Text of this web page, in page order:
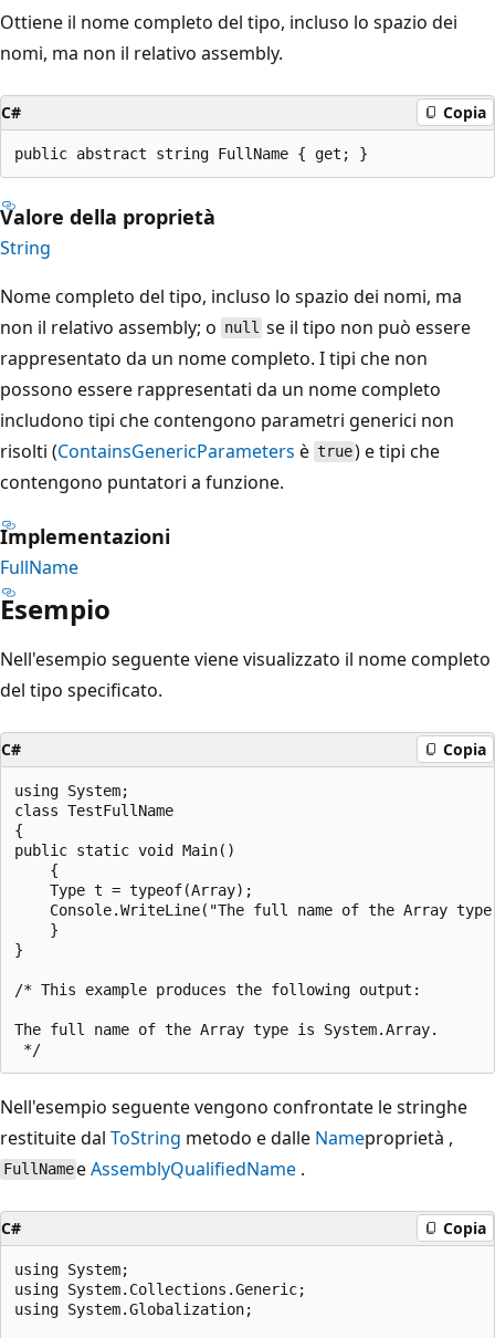
Ottiene il nome completo del tipo, incluso lo spazio dei
nomi, ma non il relativo assembly.
C# Copia
public abstract string FullName { get; }
Valore della proprietà
String
Nome completo del tipo, incluso lo spazio dei nomi, ma
non il relativo assembly; o null se il tipo non può essere
rappresentato da un nome completo. I tipi che non
possono essere rappresentati da un nome completo
includono tipi che contengono parametri generici non
risolti (ContainsGenericParameters è true) e tipi che
contengono puntatori a funzione.
Implementazioni
FullName
Esempio
Nell'esempio seguente viene visualizzato il nome completo
del tipo specificato.
C# Copia
using System;
class TestFullName
{
public static void Main()
    {
    Type t = typeof(Array);
Console.WriteLine("The full name of the Array
    }
}
/* This example produces the following output:
The full name of the Array type is System.Array.
Nell'esempio seguente vengono confrontate le stringhe
restituite dal ToString metodo e dalle Nameproprietà ,
FullNameeAssemblyQualifiedName .
C# Copia
using System;
using System.Collections.Generic;
using System.Globalization;